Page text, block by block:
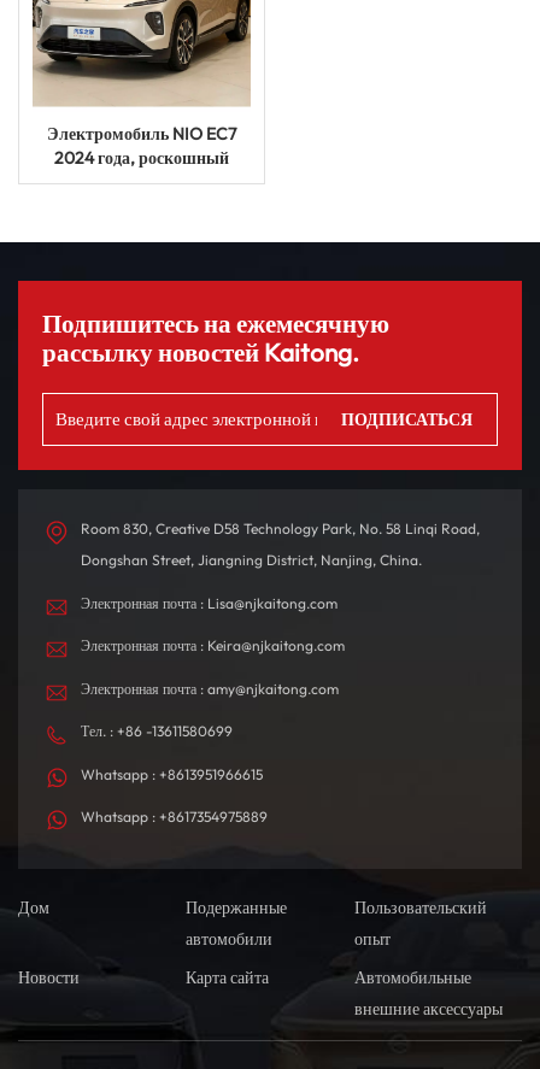
Электромобиль NIO EC7
2024 года, роскошный
автомобиль на новой
Подпишитесь на ежемесячную
рассылку новостей Kaitong.
Room 830, Creative D58 Technology Park, No. 58 Linqi Road,
Dongshan Street, Jiangning District, Nanjing, China.
Электронная почта : Lisa@njkaitong.com
Электронная почта : Keira@njkaitong.com
Электронная почта : amy@njkaitong.com
Тел. : +86 -13611580699
Whatsapp : +8613951966615
Whatsapp : +8617354975889
Дом
Подержанные
автомобили
Пользовательский
опыт
Новости
Карта сайта
Автомобильные
внешние аксессуары